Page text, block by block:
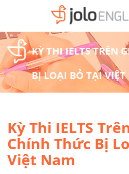
KỲ THI IELTS TRÊN
BỊ LOẠI BỎ TẠI VIỆT
Kỳ Thi IELTS
Chính Thức Bị
Việt Nam